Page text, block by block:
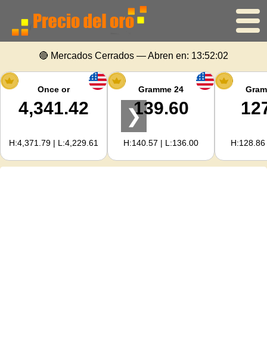
Inicio
Precio del oro
Precio de la plata
Calculadora de oro
🔴 Mercados Cerrados — Abren en: 13:52:02
Once or
4,341.42
H:4,371.79 | L:4,229.61
Gramme 24
139.60
H:140.57 | L:136.00
❯